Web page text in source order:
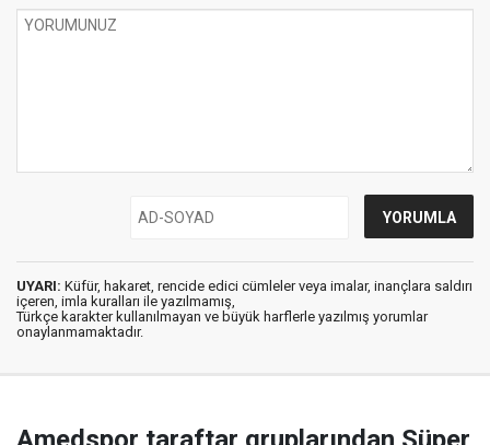
UYARI: Küfür, hakaret, rencide edici cümleler veya imalar, inançlara saldırı
içeren, imla kuralları ile yazılmamış,
Türkçe karakter kullanılmayan ve büyük harflerle yazılmış yorumlar
onaylanmamaktadır.